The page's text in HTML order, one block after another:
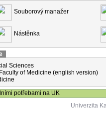
Souborový manažer
Nástěnka
Sciences
of Medicine (english version)
potřebami na UK
Univerzita